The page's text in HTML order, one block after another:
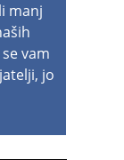
manj
vam
jo